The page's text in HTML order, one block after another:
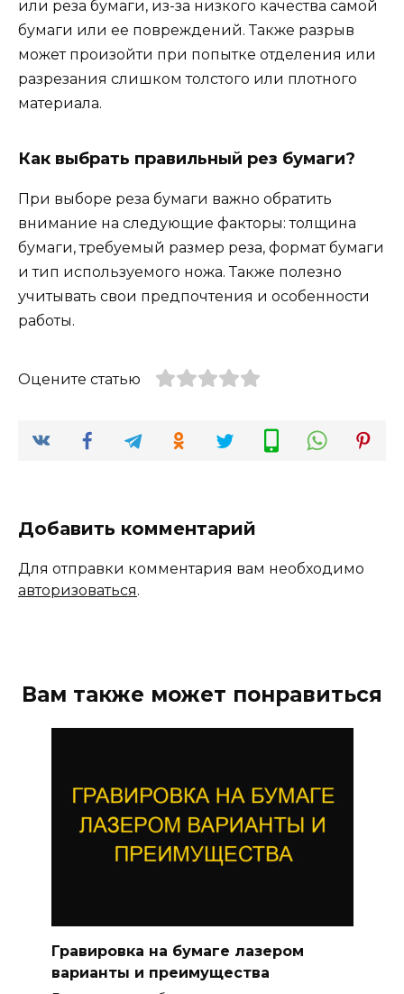
или реза бумаги, из-за низкого качества самой
бумаги или ее повреждений. Также разрыв
может произойти при попытке отделения или
разрезания слишком толстого или плотного
материала.
Как выбрать правильный рез бумаги?
При выборе реза бумаги важно обратить
внимание на следующие факторы: толщина
бумаги, требуемый размер реза, формат бумаги
и тип используемого ножа. Также полезно
учитывать свои предпочтения и особенности
работы.
Оцените статью
Добавить комментарий
Для отправки комментария вам необходимо
авторизоваться.
Вам также может понравиться
Гравировка на бумаге лазером
варианты и преимущества